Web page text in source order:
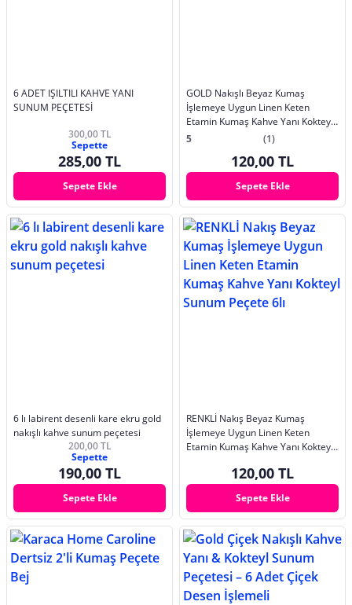
6 ADET IŞILTILI KAHVE YANI
SUNUM PEÇETESİ
300,00 TL
Sepette
285,00 TL
Sepete Ekle
GOLD Nakışlı Beyaz Kumaş
İşlemeye Uygun Linen Keten
Etamin Kumaş Kahve Yanı Kokteyl
Sunum Peçete 6lı
5 (1)
120,00 TL
Sepete Ekle
6 lı labirent desenli kare ekru gold
nakışlı kahve sunum peçetesi
200,00 TL
Sepette
190,00 TL
Sepete Ekle
RENKLİ Nakış Beyaz Kumaş
İşlemeye Uygun Linen Keten
Etamin Kumaş Kahve Yanı Kokteyl
120,00 TL
Sepete Ekle